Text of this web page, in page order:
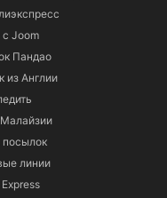
Joom
Пандао
из Англии
линии